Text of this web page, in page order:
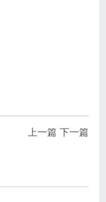
上一篇 下一篇